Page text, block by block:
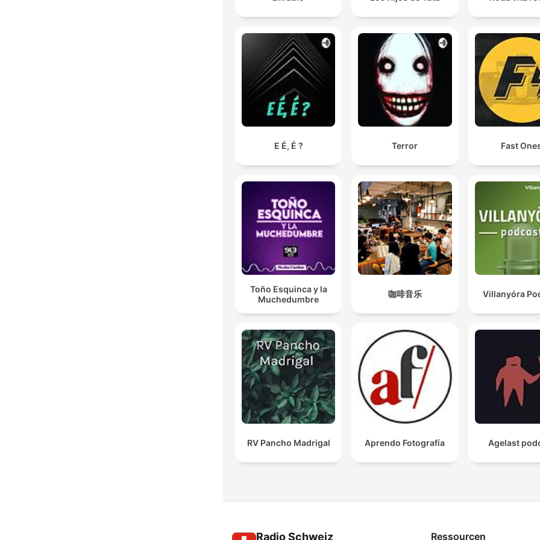
E É, É ? Terror Fast
Toño Esquinca y la
Muchedumbre
咖啡音乐 Villanyóra
RV Pancho Madrigal Aprendo Fotografía Agelast
Radio Schweiz Ressourcen